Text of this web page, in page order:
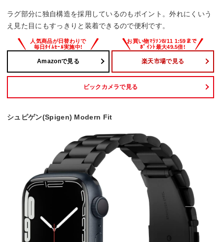
ラグ部分に独自構造を採用しているのもポイント。外れにくいう
え見た目にもすっきりと装着できるので便利です。
Amazonで見る 楽天市場で見る
ビックカメラで見る
シュピゲン(Spigen) Modern Fit